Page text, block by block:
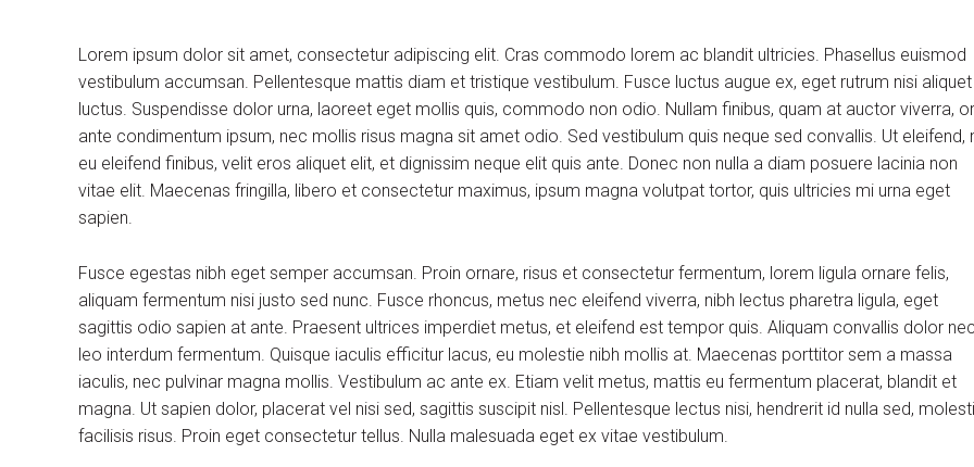
Lorem ipsum dolor sit amet, consectetur adipiscing elit. Cras commodo lorem ac blandit ultricies. Phasellus euismod
vestibulum accumsan. Pellentesque mattis diam et tristique vestibulum. Fusce luctus augue ex, eget rutrum nisi aliquet
luctus. Suspendisse dolor urna, laoreet eget mollis quis, commodo non odio. Nullam finibus, quam at auctor viverra,
ante condimentum ipsum, nec mollis risus magna sit amet odio. Sed vestibulum quis neque sed convallis. Ut eleifend,
eu eleifend finibus, velit eros aliquet elit, et dignissim neque elit quis ante. Donec non nulla a diam posuere lacinia non
vitae elit. Maecenas fringilla, libero et consectetur maximus, ipsum magna volutpat tortor, quis ultricies mi urna eget
sapien.
Fusce egestas nibh eget semper accumsan. Proin ornare, risus et consectetur fermentum, lorem ligula ornare felis,
aliquam fermentum nisi justo sed nunc. Fusce rhoncus, metus nec eleifend viverra, nibh lectus pharetra ligula, eget
sagittis odio sapien at ante. Praesent ultrices imperdiet metus, et eleifend est tempor quis. Aliquam convallis dolor
leo interdum fermentum. Quisque iaculis efficitur lacus, eu molestie nibh mollis at. Maecenas porttitor sem a massa
iaculis, nec pulvinar magna mollis. Vestibulum ac ante ex. Etiam velit metus, mattis eu fermentum placerat, blandit et
magna. Ut sapien dolor, placerat vel nisi sed, sagittis suscipit nisl. Pellentesque lectus nisi, hendrerit id nulla sed,
facilisis risus. Proin eget consectetur tellus. Nulla malesuada eget ex vitae vestibulum.